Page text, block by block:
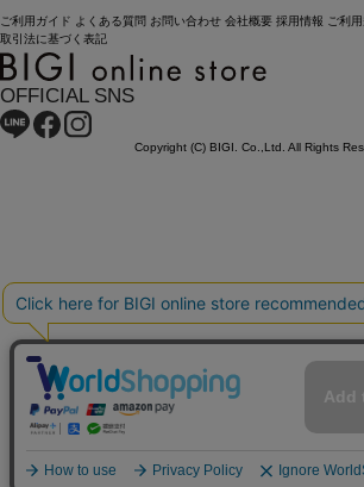
ご利用ガイド よくある質問 お問い合わせ 会社概要 採用情報 ご利
取引法に基づく表記
OFFICIAL SNS
Copyright (C) BIGI. Co.,Ltd. All Rights